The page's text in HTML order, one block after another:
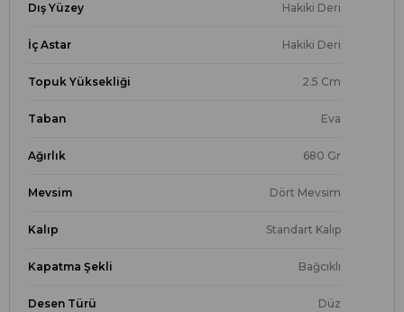
Dış Yüzey Hakiki Deri
İç Astar Hakiki Deri
Topuk Yüksekliği 2.5 Cm
Taban Eva
Ağırlık 680 Gr
Mevsim Dört Mevsim
Kalıp Standart Kalıp
Kapatma Şekli Bağcıklı
Desen Türü Düz